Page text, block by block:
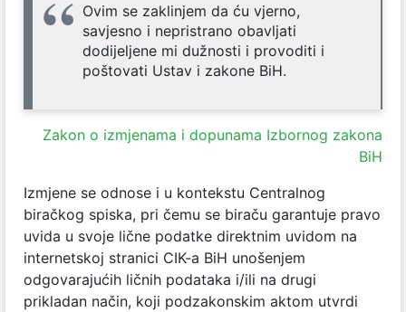
Ovim se zaklinjem da ću vjerno,
savjesno i nepristrano obavljati
dodijeljene mi dužnosti i provoditi i
poštovati Ustav i zakone BiH.
Zakon o izmjenama i dopunama Izbornog zakona
BiH
Izmjene se odnose i u kontekstu Centralnog
biračkog spiska, pri čemu se biraču garantuje pravo
uvida u svoje lične podatke direktnim uvidom na
internetskoj stranici CIK-a BiH unošenjem
odgovarajućih ličnih podataka i/ili na drugi
prikladan način, koji podzakonskim aktom utvrdi